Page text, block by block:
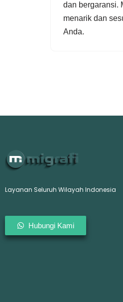
dan bergaransi.
menarik dan
Anda.
Layanan Seluruh Wilayah Indonesia
Hubungi Kami